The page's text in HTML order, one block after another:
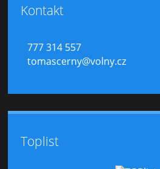
Kontakt
777 314 557
tomascerny@volny.cz
Toplist